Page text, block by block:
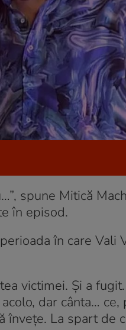
spune Mitică
în episod.
în care Vali
victimei. Și a
dar cânta… ce,
La spart de